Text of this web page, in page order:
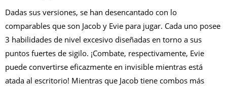
Dadas sus versiones, se han desencantado con lo
comparables que son Jacob y Evie para jugar. Cada uno posee
3 habilidades de nivel excesivo diseñadas en torno a sus
puntos fuertes de sigilo. ¡Combate, respectivamente, Evie
puede convertirse eficazmente en invisible mientras está
atada al escritorio! Mientras que Jacob tiene combos más